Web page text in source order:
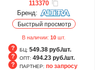
113370
Бренд:
Быстрый просмотр
В наличии: 10 шт.
БЦ: 549.38 руб./шт.
ОПТ: 494.23 руб./шт.
ПАРТНЕР: по запросу